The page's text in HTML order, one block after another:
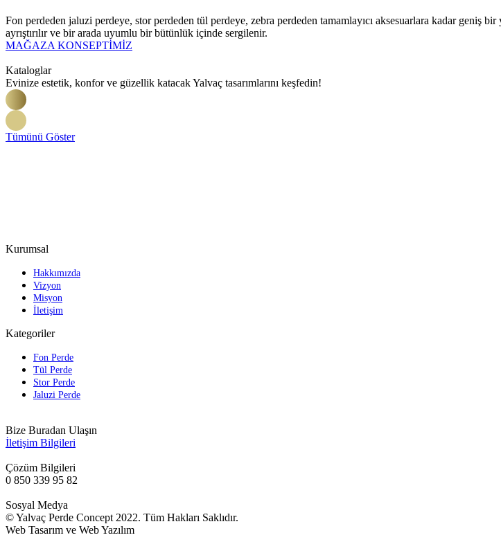
Fon perdeden jaluzi perdeye, stor perdeden tül perdeye, zebra perdeden tamamlayıcı aksesuarlara kadar geniş
ayrıştırılır ve bir arada uyumlu bir bütünlük içinde sergilenir.
MAĞAZA KONSEPTİMİZ
Kataloglar
Evinize estetik, konfor ve güzellik katacak Yalvaç tasarımlarını keşfedin!
Tümünü Göster
Kurumsal
Hakkımızda
Vizyon
Misyon
İletişim
Kategoriler
Fon Perde
Tül Perde
Stor Perde
Jaluzi Perde
Bize Buradan Ulaşın
İletişim Bilgileri
Çözüm Bilgileri
0 850 339 95 82
Sosyal Medya
© Yalvaç Perde Concept 2022. Tüm Hakları Saklıdır.
Web Tasarım ve Web Yazılım